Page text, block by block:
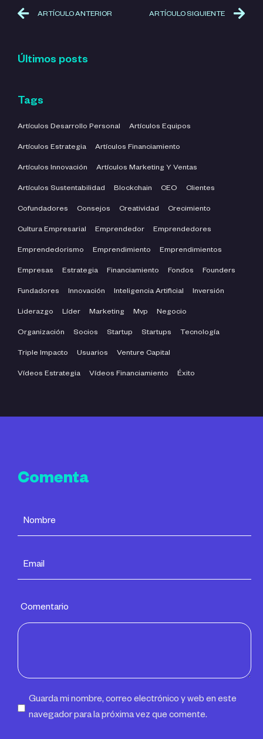
ARTÍCULO ANTERIOR ARTÍCULO SIGUIENTE
Últimos posts
Tags
Artículos Desarrollo Personal Artículos Equipos
Artículos Estrategia Artículos Financiamiento
Artículos Innovación Artículos Marketing Y Ventas
Artículos Sustentabilidad Blockchain CEO Clientes
Cofundadores Consejos Creatividad Crecimiento
Cultura Empresarial Emprendedor Emprendedores
Emprendedorismo Emprendimiento Emprendimientos
Empresas Estrategia Financiamiento Fondos Founders
Fundadores Innovación Inteligencia Artificial Inversión
Liderazgo Líder Marketing Mvp Negocio
Organización Socios Startup Startups Tecnología
Triple Impacto Usuarios Venture Capital
Vídeos Estrategia Vídeos Financiamiento Éxito
Comenta
Comentario
Guarda mi nombre, correo electrónico y web en este
navegador para la próxima vez que comente.